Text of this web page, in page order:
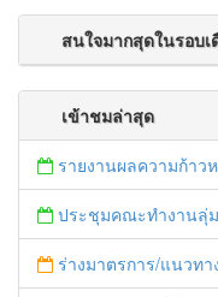
สนใจมากสุดในรอบเ
เข้าชมล่าสุด
รายงานผลความก้าวหน้าโครงการจั
ประชุมคณะทำงานลุ่มน้ำย่อยเจ้าพระยา
ร่างมาตรการ/แนวทาง ในการดำเนินการ